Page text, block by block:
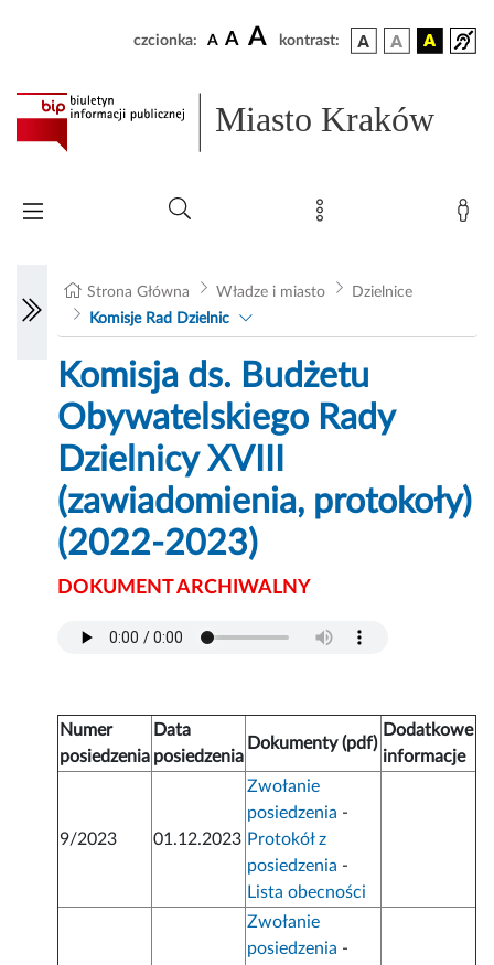
czcionka: A A A kontrast:
Miasto Kraków
Strona Główna Władze i miasto
Dzielnice
Komisje Rad Dzielnic
Komisja ds. Budżetu
Obywatelskiego Rady
Dzielnicy XVIII
(zawiadomienia, protokoły)
(2022-2023)
DOKUMENT ARCHIWALNY
Numer
posiedzenia
Data
posiedzenia
Dokumenty (pdf)
Dodatkowe
informacje
9/2023 01.12.2023
Zwołanie
posiedzenia -
Protokół z
posiedzenia -
Lista obecności
Zwołanie
posiedzenia -